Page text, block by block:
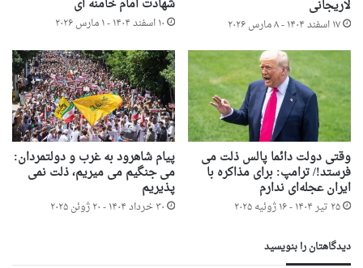
لاریجانی
۱۷ اسفند ۱۴۰۴ - ۸ مارس ۲۰۲۶
شهادت امام خامنه ای
۱۰ اسفند ۱۴۰۴ - ۱ مارس ۲۰۲۶
وقتی دولت دائما پالس ذلت می
فرستد!/ ترامپ: برای مذاکره با
ایران عجله‌ای ندارم
۲۵ تیر ۱۴۰۴ - ۱۶ ژوئیه ۲۰۲۵
پیام شاهرود به غرب و دولتمردان:
می جنگیم می میریم، ذلت نمی
پذیریم
۳۰ خرداد ۱۴۰۴ - ۲۰ ژوئن ۲۰۲۵
دیدگاهتان را بنویسید